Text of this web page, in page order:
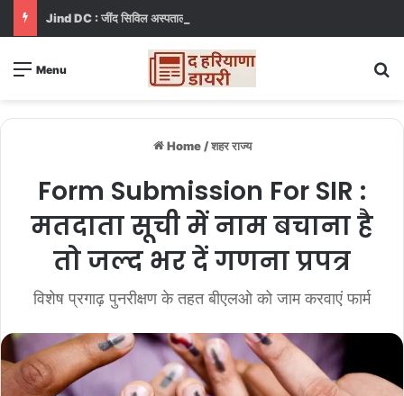
Menu
Home / शहर राज्य
Form Submission For SIR :
मतदाता सूची में नाम बचाना है
तो जल्द भर दें गणना प्रपत्र
विशेष प्रगाढ़ पुनरीक्षण के तहत बीएलओ को जाम करवाएं फार्म